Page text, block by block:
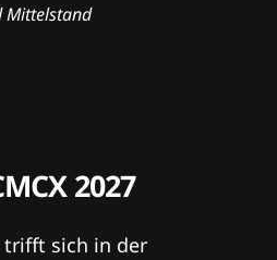
Mittelstand
2027
trifft sich in der